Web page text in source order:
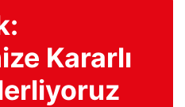
Kararlı